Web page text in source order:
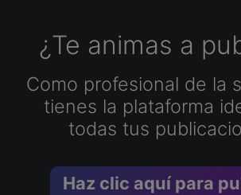
¿Te animas a
Como profesional de la
tienes la plataforma
todas tus
Haz clic aquí para